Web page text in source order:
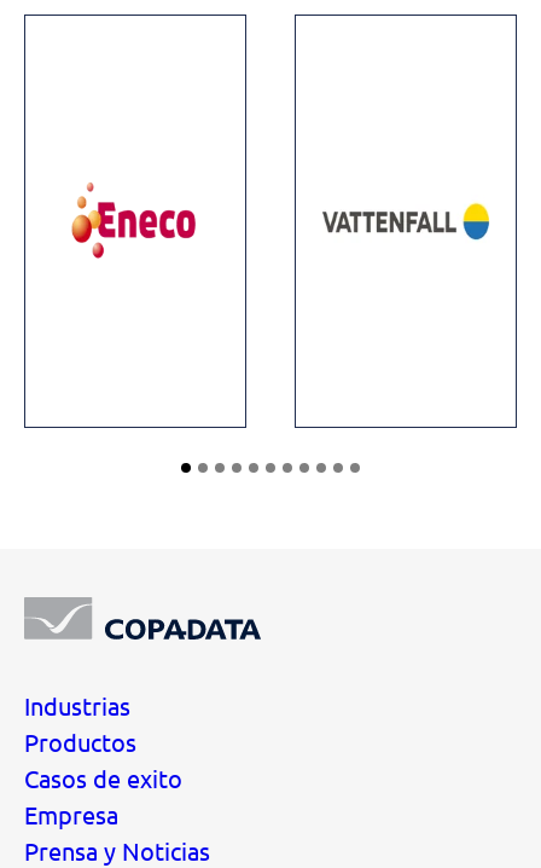
Industrias
Productos
Casos de exito
Empresa
Prensa y Noticias